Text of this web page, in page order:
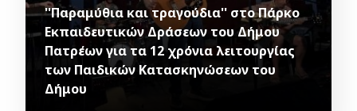
''Παραμύθια και τραγούδια'' στο Πάρκο
Εκπαιδευτικών Δράσεων του Δήμου
Πατρέων για τα 12 χρόνια λειτουργίας
των Παιδικών Κατασκηνώσεων του
Δήμου